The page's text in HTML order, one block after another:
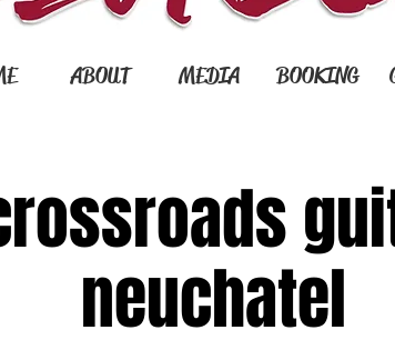
ABOUT MEDIA BOOKING
neuchatel